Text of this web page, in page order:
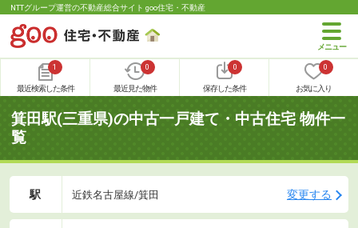
NTTグループ運営の不動産総合サイト goo住宅・不動産
1
最近検索した条件
0
最近見た物件
0
保存した条件
0
お気に入り
箕田駅(三重県)の中古一戸建て・中古住宅 物件一
覧
駅 近鉄名古屋線/箕田 変更する